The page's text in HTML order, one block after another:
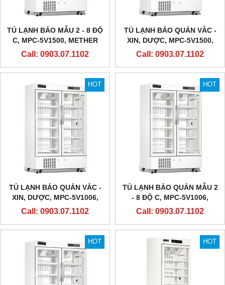
TỦ LẠNH BẢO MẪU 2 - 8 ĐỘ
C, MPC-5V1500, METHER
BIOMEDICAL
Call: 0903.07.1102
TỦ LẠNH BẢO QUẢN VẮC -
XIN, DƯỢC, MPC-5V1500,
METHER BIOMEDICAL
Call: 0903.07.1102
HOT
TỦ LẠNH BẢO QUẢN VẮC -
XIN, DƯỢC, MPC-5V1006,
METHER BIOMEDICAL
Call: 0903.07.1102
HOT
TỦ LẠNH BẢO QUẢN MẪU 2
- 8 ĐỘ C, MPC-5V1006,
METHER BIOMEDICAL
Call: 0903.07.1102
HOT HOT